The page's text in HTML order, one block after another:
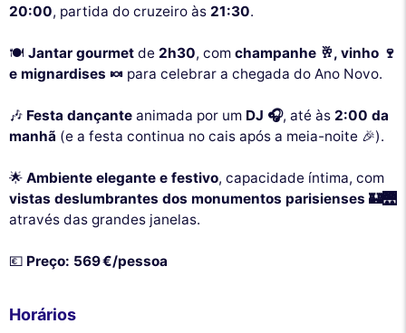
20:00, partida do cruzeiro às 21:30.
🍽️ Jantar gourmet de 2h30, com champanhe 🥂, vinho 🍷
e mignardises 🍬 para celebrar a chegada do Ano Novo.
🎶 Festa dançante animada por um DJ 🎧, até às 2:00 da
manhã (e a festa continua no cais após a meia-noite 🎉).
🌟 Ambiente elegante e festivo, capacidade íntima, com
vistas deslumbrantes dos monumentos parisienses 🏰🌉
através das grandes janelas.
💶 Preço: 569 €/pessoa
Horários